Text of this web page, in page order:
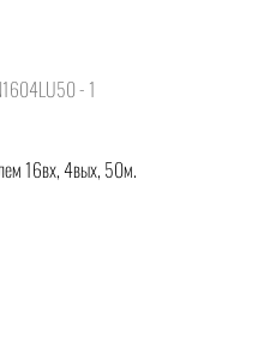
16вх, 4вых, 50м.